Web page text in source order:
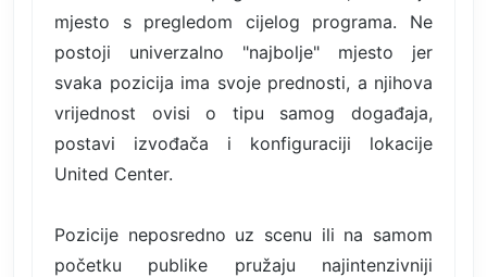
mjesto s pregledom cijelog programa. Ne
postoji univerzalno "najbolje" mjesto jer
svaka pozicija ima svoje prednosti, a njihova
vrijednost ovisi o tipu samog događaja,
postavi izvođača i konfiguraciji lokacije
United Center.
Pozicije neposredno uz scenu ili na samom
početku publike pružaju najintenzivniji